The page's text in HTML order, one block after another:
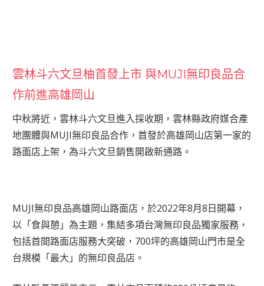
雲林斗六文旦柚首發上市 與MUJI無印良品合
作前進高雄岡山
中秋將近，雲林斗六文旦進入採收期，雲林縣政府媒合產
地團體與MUJI無印良品合作，首發於高雄岡山店第一家的
路面店上架，為斗六文旦銷售開啟新通路。
MUJI無印良品高雄岡山路面店，於2022年8月8日開幕，
以「食與憩」為主題，集結多項台灣無印良品獨家服務，
包括首間路面店服務大突破，700坪的高雄岡山門市是全
台規模「最大」的無印良品店。